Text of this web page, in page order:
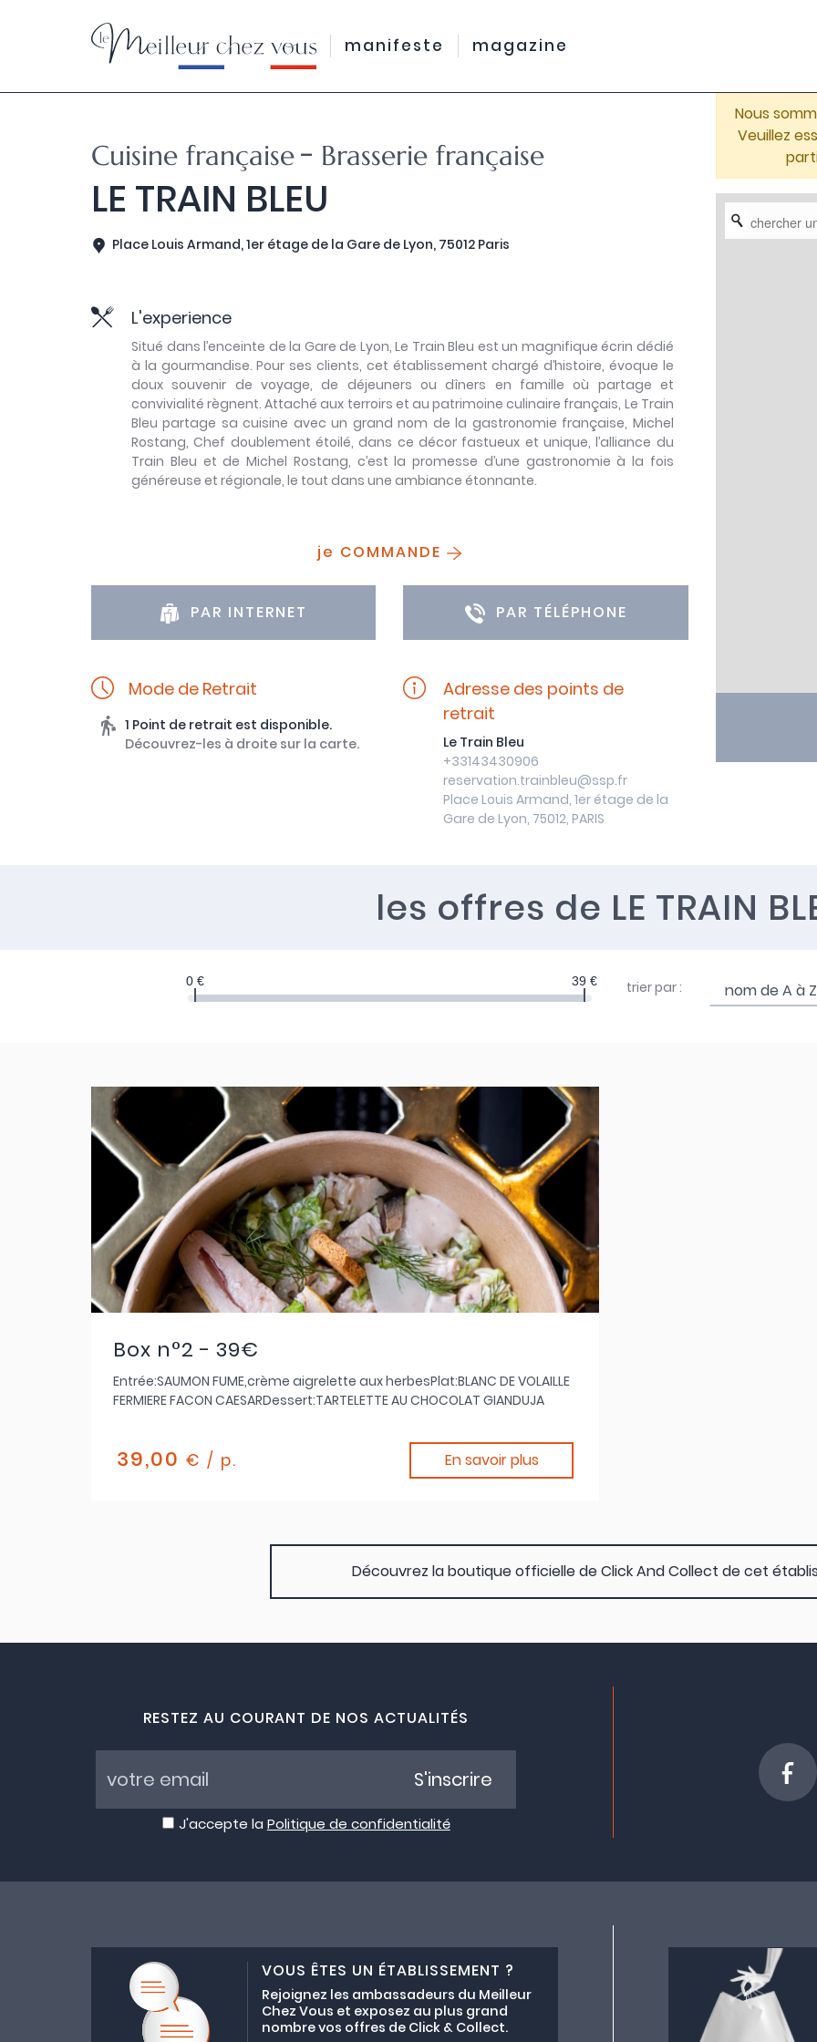
manifeste magazine
Cuisine française- Brasserie française
LE TRAIN BLEU
Place Louis Armand, 1er étage de la Gare de Lyon, 75012 Paris
L'experience
Situé dans l’enceinte de la Gare de Lyon, Le Train Bleu est un magnifique écrin dédié
à la gourmandise. Pour ses clients, cet établissement chargé d’histoire, évoque le
doux souvenir de voyage, de déjeuners ou dîners en famille où partage et
convivialité règnent. Attaché aux terroirs et au patrimoine culinaire français, Le Train
Bleu partage sa cuisine avec un grand nom de la gastronomie française, Michel
Rostang, Chef doublement étoilé, dans ce décor fastueux et unique, l’alliance du
Train Bleu et de Michel Rostang, c’est la promesse d’une gastronomie à la fois
généreuse et régionale, le tout dans une ambiance étonnante.
je COMMANDE
PAR INTERNET PAR TÉLÉPHONE
Mode de Retrait
1 Point de retrait est disponible.
Découvrez-les à droite sur la carte.
Adresse des points de
retrait
Le Train Bleu
+33143430906
reservation.trainbleu@ssp.fr
Place Louis Armand, 1er étage de la
Gare de Lyon, 75012, PARIS
Nous
Veuillez
les offres de LE TRAIN
0 € 39 € trier par :
Box n°2 - 39€
Entrée:SAUMON FUME,crème aigrelette aux herbesPlat:BLANC DE VOLAILLE
FERMIERE FACON CAESARDessert:TARTELETTE AU CHOCOLAT GIANDUJA
39,00 € / p. En savoir plus
Découvrez la boutique officielle de Click And Collect de cet
RESTEZ AU COURANT DE NOS ACTUALITÉS
J'accepte la Politique de confidentialité
S'inscrire
VOUS ÊTES UN ÉTABLISSEMENT ?
Rejoignez les ambassadeurs du Meilleur
Chez Vous et exposez au plus grand
nombre vos offres de Click & Collect.